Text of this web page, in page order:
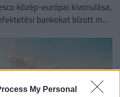
My Personal
közép-európai kivonulása,
bankokat bízott meg